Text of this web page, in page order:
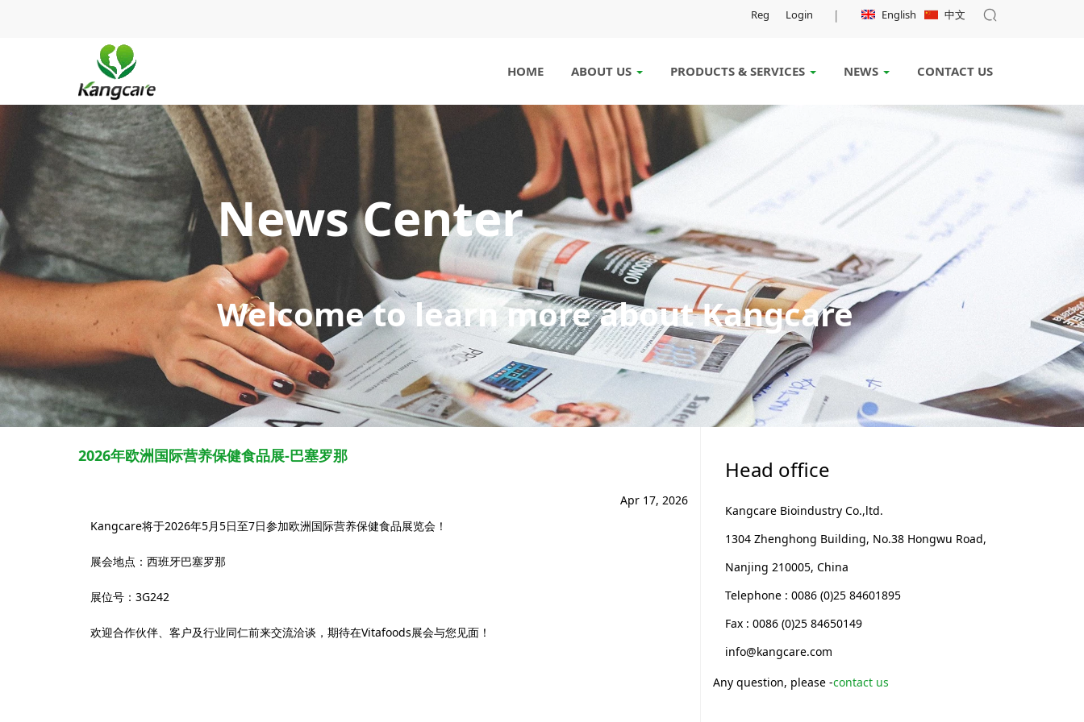
中文
English
Login
Reg
HOME ABOUT US PRODUCTS & SERVICES NEWS CONTACT US
News Center
Welcome to learn more about Kangcare
2026年欧洲国际营养保健食品展-巴塞罗那
Apr 17, 2026
Kangcare将于2026年5月5日至7日参加欧洲国际营养保健食品展览会！
展会地点：西班牙巴塞罗那
展位号：3G242
欢迎合作伙伴、客户及行业同仁前来交流洽谈，期待在Vitafoods展会与您见面！
Head office
Kangcare Bioindustry Co.,ltd.
1304 Zhenghong Building, No.38 Hongwu Road,
Nanjing 210005, China
Telephone : 0086 (0)25 84601895
Fax : 0086 (0)25 84650149
info@kangcare.com
Any question, please -contact us